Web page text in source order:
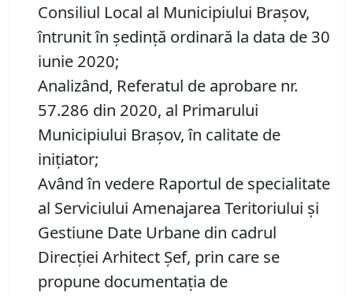
Consiliul Local al Municipiului Brașov,
întrunit în ședință ordinară la data de 30
iunie 2020;
Analizând, Referatul de aprobare nr.
57.286 din 2020, al Primarului
Municipiului Braşov, în calitate de
iniţiator;
Având în vedere Raportul de specialitate
al Serviciului Amenajarea Teritoriului și
Gestiune Date Urbane din cadrul
Direcției Arhitect Șef, prin care se
propune documentaţia de